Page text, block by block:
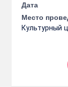
Дата
Место
Культурный